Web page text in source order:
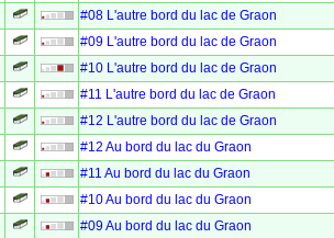
#08 L'autre bord du lac de Graon
#09 L'autre bord du lac de Graon
#10 L'autre bord du lac de Graon
#11 L'autre bord du lac de Graon
#12 L'autre bord du lac de Graon
#12 Au bord du lac du Graon
#11 Au bord du lac du Graon
#10 Au bord du lac du Graon
#09 Au bord du lac du Graon